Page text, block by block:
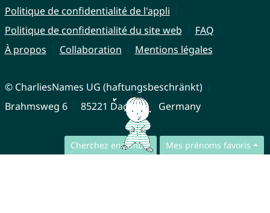
Cherchez ensemble Mes prénoms favoris
Politique de confidentialité de l'appli
Politique de confidentialité du site web
FAQ
À propos
Collaboration Mentions légales
© CharliesNames UG (haftungsbeschränkt)
Brahmsweg 6
85221 Dachau Germany